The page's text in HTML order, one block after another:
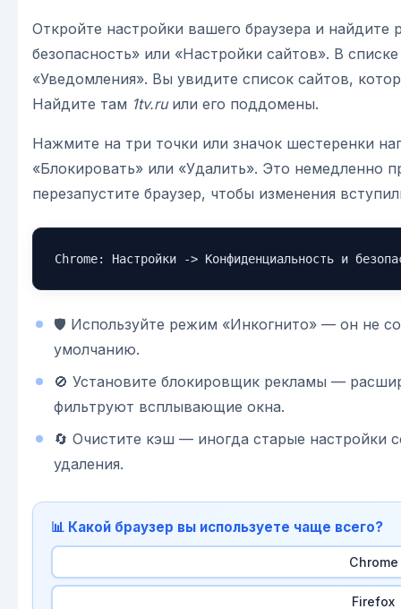
Откройте настройки вашего браузера и найдите
безопасность» или «Настройки сайтов». В
«Уведомления». Вы увидите список сайтов,
Найдите там 1tv.ruили его поддомены.
Нажмите на три точки или значок шестеренки
«Блокировать» или «Удалить». Это немедленно
перезапустите браузер, чтобы изменения
Chrome: Настройки -> Конфиденциальность и
🛡️ Используйте режим «Инкогнито» — он не
умолчанию.
🚫 Установите блокировщик рекламы —
фильтруют всплывающие окна.
🔄 Очистите кэш — иногда старые настройки
удаления.
📊 Какой браузер вы используете чаще всего?
Chrome
Firefox